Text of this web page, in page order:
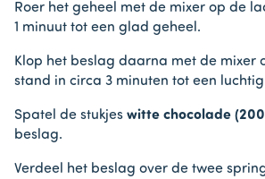
Roer het geheel met de mixer op de
1 minuut tot een glad geheel.
Klop het beslag daarna met de mixer
stand in circa 3 minuten tot een
Spatel de stukjes witte chocolade
beslag.
Verdeel het beslag over de twee